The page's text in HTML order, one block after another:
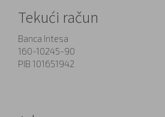
Tekući račun
Banca Intesa
160-10245-90
PIB 101651942